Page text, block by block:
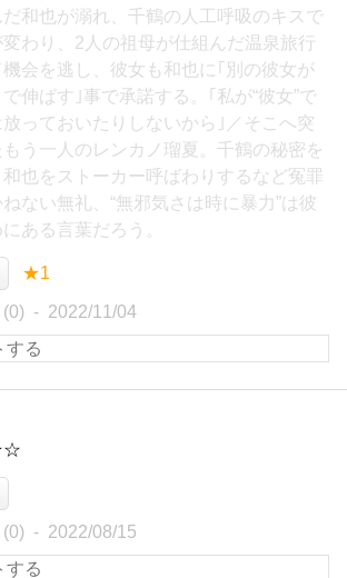
和也が溺れ、千鶴の人工呼吸のキスで
わり、2人の祖母が仕組んだ温泉旅行
機会を逃し、彼女も和也に｢別の彼女が
伸ばす｣事で承諾する。｢私が“彼女”で
放っておいたりしないから｣／そこへ突
う一人のレンカノ瑠夏。千鶴の秘密を
也をストーカー呼ばわりするなど冤罪
ない無礼、“無邪気さは時に暴力”は彼
ある言葉だろう。
★1
2022/11/04
2022/08/15